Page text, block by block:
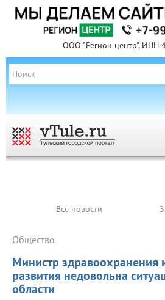
ООО "Регион центр", ИНН
Все новости
Министр здравоохранения
развития недовольна
области
Общество